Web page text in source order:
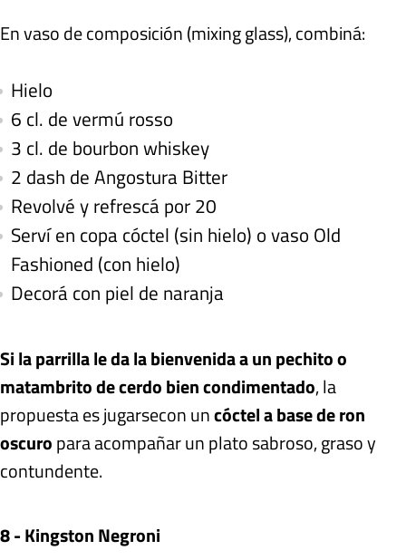
En vaso de composición (mixing glass), combiná:
Hielo
6 cl. de vermú rosso
3 cl. de bourbon whiskey
2 dash de Angostura Bitter
Revolvé y refrescá por 20
Serví en copa cóctel (sin hielo) o vaso Old
Fashioned (con hielo)
Decorá con piel de naranja
Si la parrilla le da la bienvenida a un pechito o
matambrito de cerdo bien condimentado, la
propuesta es jugarsecon uncóctel a base de ron
oscuropara acompañar un plato sabroso, graso y
contundente.
8 - Kingston Negroni